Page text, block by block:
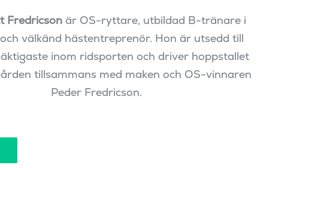
Fredricsonär OS-ryttare, utbildad B-tränare i
välkänd hästentreprenör. Hon är utsedd till
inom ridsporten och driver hoppstallet
tillsammans med maken och OS-vinnaren
Peder Fredricson.